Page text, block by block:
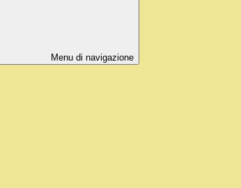
Menu di navigazione